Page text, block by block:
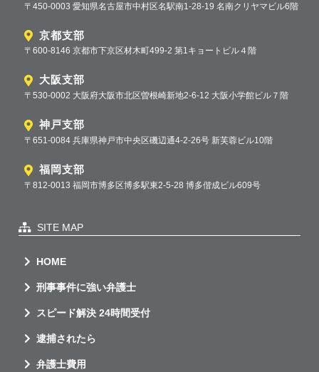
〒450-0003 愛知県名古屋市中村区名駅南1-28-19 名南クリヤマビル6階
京都支部
〒600-8146 京都市下京区材木町499-2 第1キョートビル４階
大阪支部
〒530-0002 大阪府大阪市北区曽根崎新地2-6-12 大阪小学館ビル７階
神戸支部
〒651-0084 兵庫県神戸市中央区磯辺通4-2-26号 新芙蓉ビル10階
福岡支部
〒812-0013 福岡市博多区博多駅東2-5-28 博多偕成ビル609号
SITE MAP
HOME
刑事事件に強い弁護士
スピード解決 24時間受付
逮捕されたら
弁護士費用